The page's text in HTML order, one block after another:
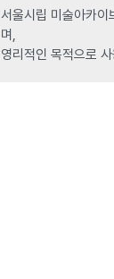
서울시립 미술아카
며,
영리적인 목적으로